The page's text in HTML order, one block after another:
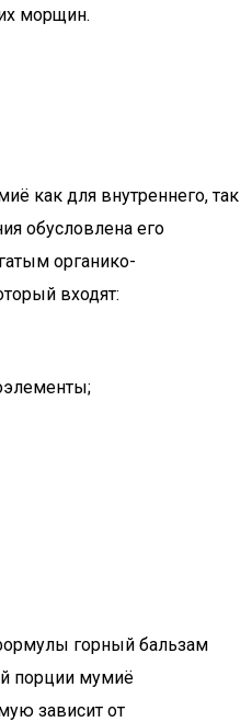
морщин.
как для внутреннего, так
обусловлена его
органико-
входят:
горный бальзам
порции мумиё
зависит от